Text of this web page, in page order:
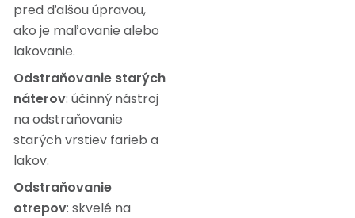
pred ďalšou úpravou,
ako je maľovanie alebo
lakovanie.
Odstraňovanie starých
náterov: účinný nástroj
na odstraňovanie
starých vrstiev farieb a
lakov.
Odstraňovanie
otrepov: skvelé na